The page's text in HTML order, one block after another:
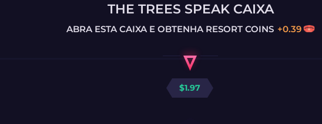
THE TREES SPEAK CAIXA
ABRA ESTA CAIXA E OBTENHARESORT COINS +0.39
$1.97